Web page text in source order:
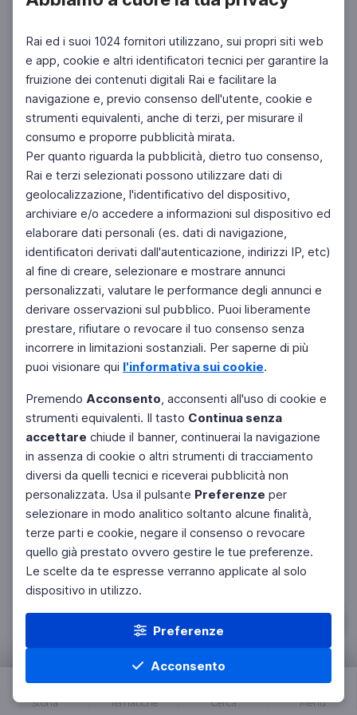
Rai ed i suoi 1024 fornitori utilizzano, sui propri siti web
e app, cookie e altri identificatori tecnici per garantire la
fruizione dei contenuti digitali Rai e facilitare la
navigazione e, previo consenso dell'utente, cookie e
strumenti equivalenti, anche di terzi, per misurare il
consumo e proporre pubblicità mirata.
Per quanto riguarda la pubblicità, dietro tuo consenso,
Rai e terzi selezionati possono utilizzare dati di
geolocalizzazione, l'identificativo del dispositivo,
archiviare e/o accedere a informazioni sul dispositivo ed
elaborare dati personali (es. dati di navigazione,
identificatori derivati dall'autenticazione, indirizzi IP, etc)
al fine di creare, selezionare e mostrare annunci
personalizzati, valutare le performance degli annunci e
derivare osservazioni sul pubblico. Puoi liberamente
prestare, rifiutare o revocare il tuo consenso senza
incorrere in limitazioni sostanziali. Per saperne di più
puoi visionare qui l'informativa sui cookie.
Premendo Acconsento, acconsenti all'uso di cookie e
strumenti equivalenti. Il tasto Continua senza
accettare chiude il banner, continuerai la navigazione
in assenza di cookie o altri strumenti di tracciamento
diversi da quelli tecnici e riceverai pubblicità non
personalizzata. Usa il pulsante Preferenze per
selezionare in modo analitico soltanto alcune finalità,
terze parti e cookie, negare il consenso o revocare
quello già prestato ovvero gestire le tue preferenze.
Le scelte da te espresse verranno applicate al solo
dispositivo in utilizzo.
Preferenze
Acconsento
Storia Tematiche Cerca Menu
per problemi psichici. I medici di Girifalco
ma giudicano le sue stranezze come il frutto di
una simulazione, avendo constatato che, giunto
in manicomio, si era dimostrato tranquillo e
perfettamente cosciente. Il militare insiste con i
medici nel far notare l’ereditarietà familiare e li
sprona a comunicare all’ospedale militare di
Catanzaro questo dato, sperando di ottenere il
congedo illimitato. Ma ciò, a parere dei medici,
dimostra solo la volontà del paziente di
«speculare» sui parenti malati. Il P. chiede di
essere ammesso a lavorare, ma non gli è concesso
perché sorpreso a confidare ad altri pazienti il suo
intento di scappare dalla struttura, considerata
ormai lampante la simulazione. Nel periodo di
osservazione è curato con l’isolamento, la
persuasione e le cure mercuriali per la sifilide.
Finché le sue condizioni sono considerate
floridissime e il 15 ottobre del 1916 viene dimesso
Ci sono dei casi in cui era obiettivamente arduo
individuare il confine tra disagio mentale,
Interessante è il caso di Vincenzo D. S., un giovane
ventiquattrenne di Vibonata (SA), con istruzione
elementare, soldato del 48º reggimento fanteria,
che ha avuto ben quattro ricoveri in manicomio. È
un classico caso di «fuga dalla guerra» con tutti i
mezzi necessari. Durante il servizio militare presso
il corpo di addestramento, e in attesa di partire
per il fronte, fu affetto da febbre malarica e, per